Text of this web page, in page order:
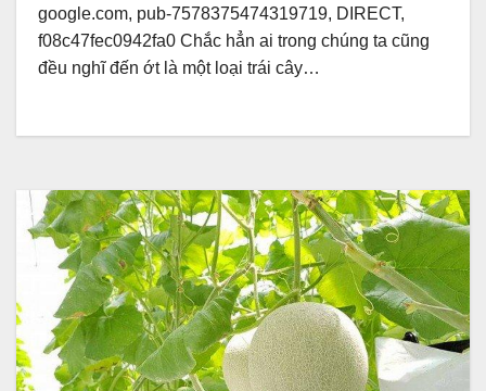
google.com, pub-7578375474319719, DIRECT,
f08c47fec0942fa0 Chắc hẳn ai trong chúng ta cũng
đều nghĩ đến ớt là một loại trái cây…